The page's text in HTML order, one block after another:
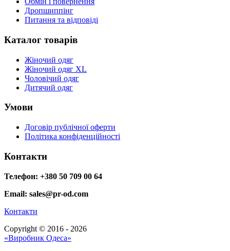
Дропшиппінг
Питання та відповіді
Каталог товарів
Жіночий одяг
Жіночий одяг XL
Чоловічий одяг
Дитячий одяг
Умови
Договір публічної оферти
Політика конфіденційності
Контакти
Телефон: +380 50 709 00 64
Email: sales@pr-od.com
Контакти
Copyright © 2016 - 2026
«Виробник Одеса»